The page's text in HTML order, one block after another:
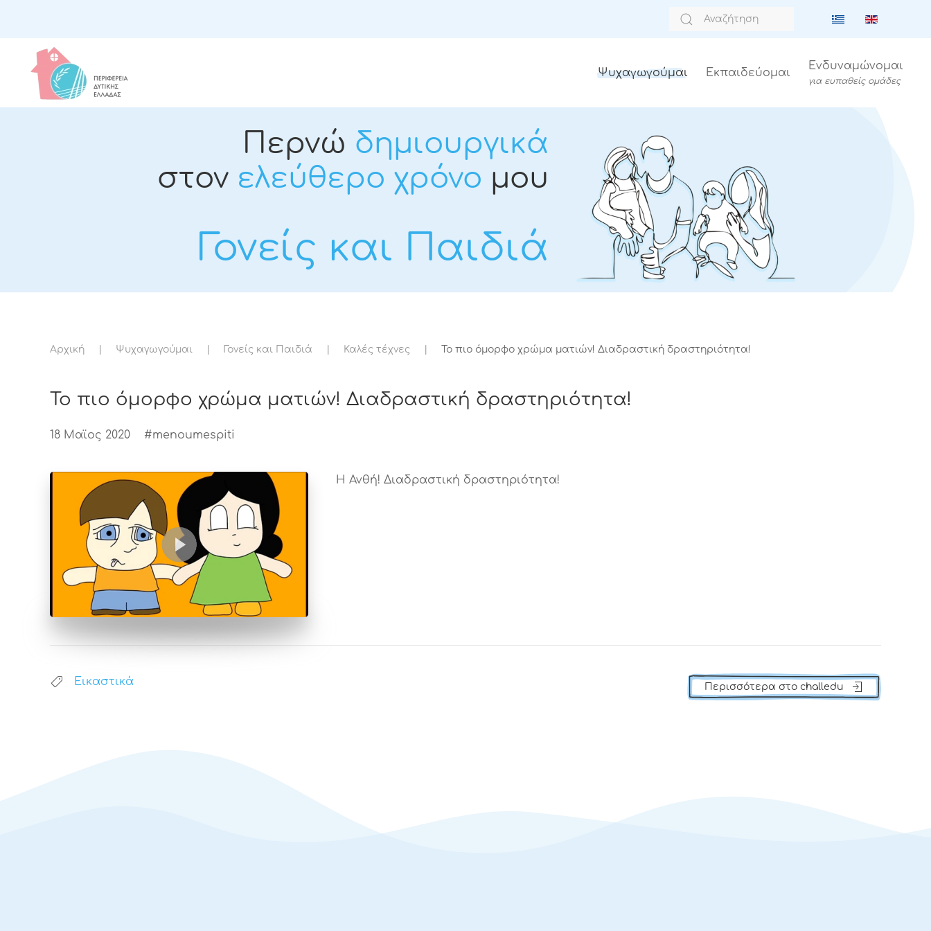
Ψυχαγωγούμαι Εκπαιδεύομαι
Ενδυναμώνομαι
για ευπαθείς ομάδες
Περνώ δημιουργικά
στον ελεύθερο χρόνο μου
Γονείς και Παιδιά
Αρχική Ψυχαγωγούμαι Γονείς και Παιδιά Καλές τέχνες To πιο όμορφο χρώμα ματιών! Διαδραστική δραστηριότητα!
To πιο όμορφο χρώμα ματιών! Διαδραστική δραστηριότητα!
18 Μαϊος 2020 #menoumespiti
H Ανθή! Διαδραστική δραστηριότητα!
Εικαστικά Περισσότερα στο challedu